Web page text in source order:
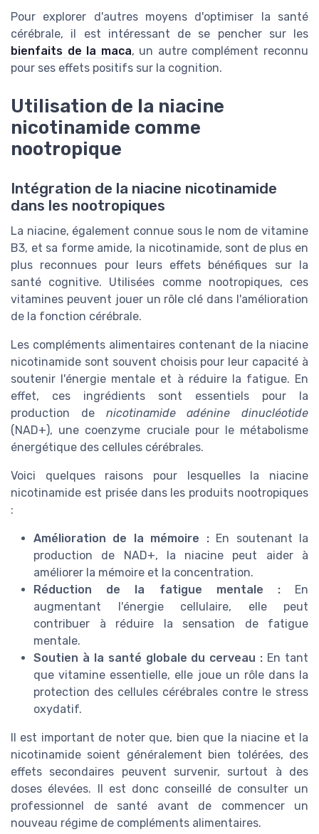
Pour explorer d'autres moyens d'optimiser la santé
cérébrale, il est intéressant de se pencher sur les
bienfaits de la maca, un autre complément reconnu
pour ses effets positifs sur la cognition.
Utilisation de la niacine
nicotinamide comme
nootropique
Intégration de la niacine nicotinamide
dans les nootropiques
La niacine, également connue sous le nom de vitamine
B3, et sa forme amide, la nicotinamide, sont de plus en
plus reconnues pour leurs effets bénéfiques sur la
santé cognitive. Utilisées comme nootropiques, ces
vitamines peuvent jouer un rôle clé dans l'amélioration
de la fonction cérébrale.
Les compléments alimentaires contenant de la niacine
nicotinamide sont souvent choisis pour leur capacité à
soutenir l'énergie mentale et à réduire la fatigue. En
effet, ces ingrédients sont essentiels pour la
production de nicotinamide adénine dinucléotide
(NAD+), une coenzyme cruciale pour le métabolisme
énergétique des cellules cérébrales.
Voici quelques raisons pour lesquelles la niacine
nicotinamide est prisée dans les produits nootropiques
:
Amélioration de la mémoire :En soutenant la
production de NAD+, la niacine peut aider à
améliorer la mémoire et la concentration.
Réduction de la fatigue mentale :En
augmentant l'énergie cellulaire, elle peut
contribuer à réduire la sensation de fatigue
mentale.
Soutien à la santé globale du cerveau : En tant
que vitamine essentielle, elle joue un rôle dans la
protection des cellules cérébrales contre le stress
oxydatif.
Il est important de noter que, bien que la niacine et la
nicotinamide soient généralement bien tolérées, des
effets secondaires peuvent survenir, surtout à des
doses élevées. Il est donc conseillé de consulter un
professionnel de santé avant de commencer un
nouveau régime de compléments alimentaires.